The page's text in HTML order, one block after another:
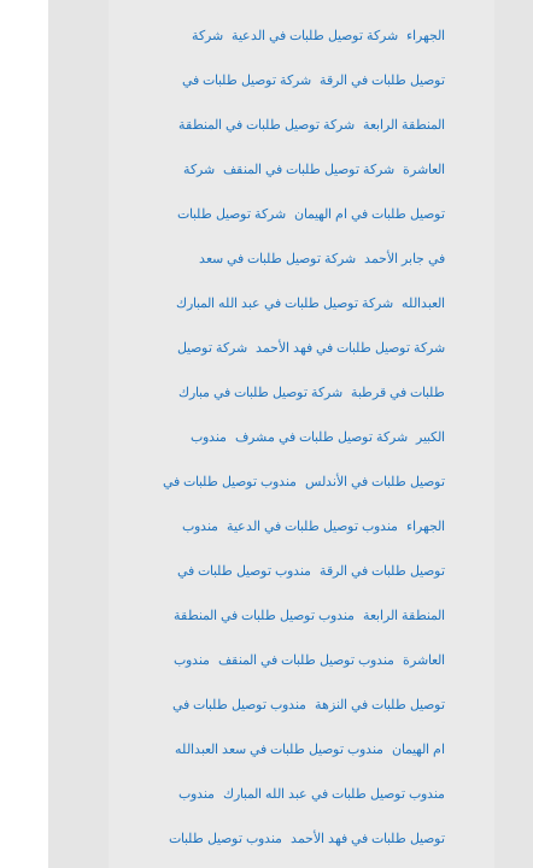
الجهراء شركة توصيل طلبات في الدعية شركة
توصيل طلبات في الرقة شركة توصيل طلبات في
المنطقة الرابعة شركة توصيل طلبات في المنطقة
العاشرة شركة توصيل طلبات في المنقف شركة
توصيل طلبات في ام الهيمان شركة توصيل طلبات
في جابر الأحمد شركة توصيل طلبات في سعد
العبدالله شركة توصيل طلبات في عبد الله المبارك
شركة توصيل طلبات في فهد الأحمد شركة توصيل
طلبات في قرطبة شركة توصيل طلبات في مبارك
الكبير شركة توصيل طلبات في مشرف مندوب
توصيل طلبات في الأندلس مندوب توصيل طلبات في
الجهراء مندوب توصيل طلبات في الدعية مندوب
توصيل طلبات في الرقة مندوب توصيل طلبات في
المنطقة الرابعة مندوب توصيل طلبات في المنطقة
العاشرة مندوب توصيل طلبات في المنقف مندوب
توصيل طلبات في النزهة مندوب توصيل طلبات في
ام الهيمان مندوب توصيل طلبات في سعد العبدالله
مندوب توصيل طلبات في عبد الله المبارك مندوب
توصيل طلبات في فهد الأحمد مندوب توصيل طلبات